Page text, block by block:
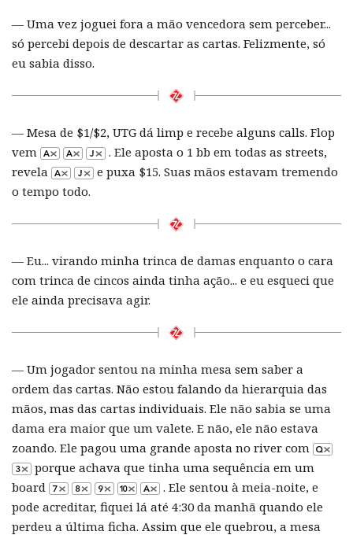
— Uma vez joguei fora a mão vencedora sem perceber...
só percebi depois de descartar as cartas. Felizmente, só
eu sabia disso.
— Mesa de $1/$2, UTG dá limp e recebe alguns calls. Flop
vem
. Ele aposta o 1 bb em todas as streets,
revela
e puxa $15. Suas mãos estavam tremendo
o tempo todo.
— Eu... virando minha trinca de damas enquanto o cara
com trinca de cincos ainda tinha ação... e eu esqueci que
ele ainda precisava agir.
— Um jogador sentou na minha mesa sem saber a
ordem das cartas. Não estou falando da hierarquia das
mãos, mas das cartas individuais. Ele não sabia se uma
dama era maior que um valete. E não, ele não estava
zoando. Ele pagou uma grande aposta no river com
porque achava que tinha uma sequência em um
board
. Ele sentou à meia-noite, e
pode acreditar, fiquei lá até 4:30 da manhã quando ele
perdeu a última ficha. Assim que ele quebrou, a mesa